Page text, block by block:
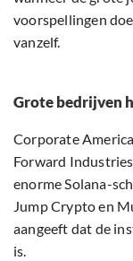
voorspellingen
vanzelf.
Grote bedrijven
Corporate
Forward
enorme Solana-
Jump Crypto en
aangeeft dat de
is.